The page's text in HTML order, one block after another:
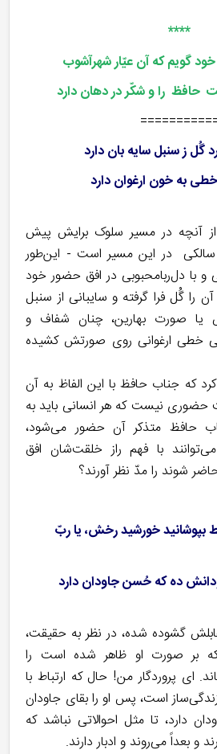
****
گویم که آن عیّار شهرآشوب
را و شکّر در دهان دارد
گُل ز سنبل سایه بان دارد
به خون ارغوان دارد
آنچه در مسیر سلوک برایش پیش
در این مسیر است - این‌طور
و با دل‌ربامحبوبی در افق حضور خود
را گُل فرا گرفته و سایبانی از سنبل
یا صورت بهارین، چنان شفاف و
خطی ارغوانی روی صورتش کشیده
که جناب حافظ با این الفاظ به آن
حضوری نیست که هر انسانی باید به
حافظ متذکر آن حضور می‌شود،
با فهم راز خلقت‌شان افق
شوند را مدّ نظر آورند؟
بپوشانید خورشید رخش، یا ربّ
ده که حُسن جاودان دارد
گشوده شده، در نظر به حقیقت،
بر صورت او ظاهر شده است را
ای پروردگار من! حال که ارتباط با
است، پس او را بقای جاودان
دارد، تا مثل احوالاتی نباشد که
و بعداً می‌روند و ادبار دارند.